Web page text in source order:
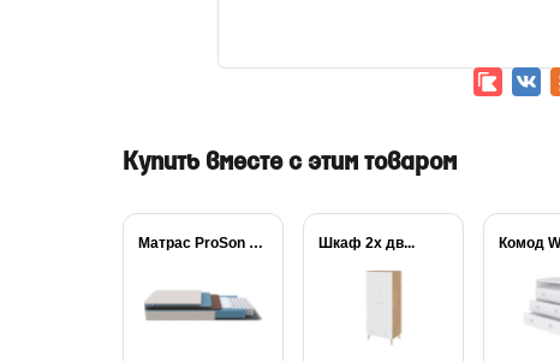
Купить вместе с этим товаром
Матрас ProSon FIRST... Шкаф 2х дв... Комод